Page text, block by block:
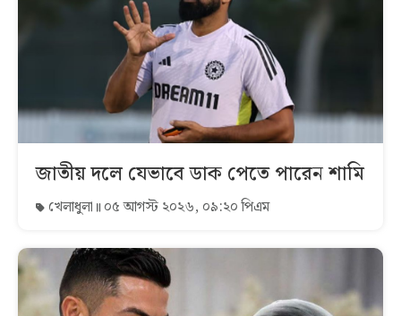
জাতীয় দলে যেভাবে ডাক পেতে পারেন শামি
খেলাধুলা ০৫ আগস্ট ২০২৬, ০৯:২০ পিএম